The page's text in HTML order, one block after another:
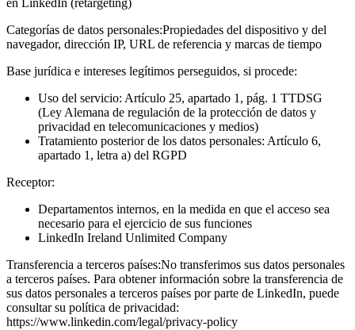
en LinkedIn (retargeting)
Categorías de datos personales:Propiedades del dispositivo y del
navegador, dirección IP, URL de referencia y marcas de tiempo
Base jurídica e intereses legítimos perseguidos, si procede:
Uso del servicio: Artículo 25, apartado 1, pág. 1 TTDSG
(Ley Alemana de regulación de la protección de datos y
privacidad en telecomunicaciones y medios)
Tratamiento posterior de los datos personales: Artículo 6,
apartado 1, letra a) del RGPD
Receptor:
Departamentos internos, en la medida en que el acceso sea
necesario para el ejercicio de sus funciones
LinkedIn Ireland Unlimited Company
Transferencia a terceros países:No transferimos sus datos personales
a terceros países. Para obtener información sobre la transferencia de
sus datos personales a terceros países por parte de LinkedIn, puede
consultar su política de privacidad:
https://www.linkedin.com/legal/privacy-policy